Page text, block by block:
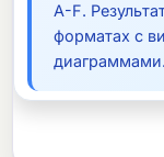
A-F.
форматах с
диаграммами.